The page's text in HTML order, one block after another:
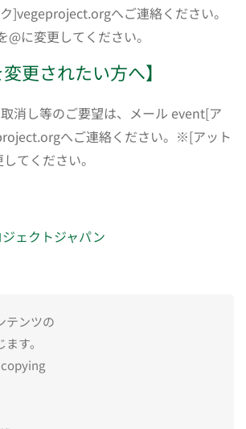
]vegeproject.orgへご連絡ください。
に変更してください。
更されたい方へ】
消し等のご要望は、メール event[ア
へご連絡ください。※[アット
てください。
ェクトジャパン
テンツの
す。